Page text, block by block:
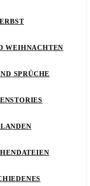
WEIHNACHTEN
SPRÜCHE